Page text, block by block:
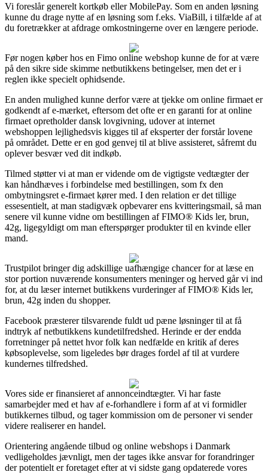
Vi foreslår generelt kortkøb eller MobilePay. Som en anden løsning
kunne du drage nytte af en løsning som f.eks. ViaBill, i tilfælde af at
du foretrækker at afdrage omkostningerne over en længere periode.
Før nogen køber hos en Fimo online webshop kunne de for at være
på den sikre side skimme netbutikkens betingelser, men det er i
reglen ikke specielt ophidsende.
En anden mulighed kunne derfor være at tjekke om online firmaet er
godkendt af e-mærket, eftersom det ofte er en garanti for at online
firmaet opretholder dansk lovgivning, udover at internet
webshoppen lejlighedsvis kigges til af eksperter der forstår lovene
på området. Dette er en god genvej til at blive assisteret, såfremt du
oplever besvær ved dit indkøb.
Tilmed støtter vi at man er vidende om de vigtigste vedtægter der
kan håndhæves i forbindelse med bestillingen, som fx den
ombytningsret e-firmaet kører med. I den relation er det tillige
essesentielt, at man stadigvæk opbevarer ens kvitteringsmail, så man
senere vil kunne vidne om bestillingen af FIMO® Kids ler, brun,
42g, ligegyldigt om man efterspørger produkter til en kvinde eller
mand.
Trustpilot bringer dig adskillige uafhængige chancer for at læse en
stor portion nuværende konsumenters meninger og herved går vi ind
for, at du læser internet butikkens vurderinger af FIMO® Kids ler,
brun, 42g inden du shopper.
Facebook præsterer tilsvarende fuldt ud pæne løsninger til at få
indtryk af netbutikkens kundetilfredshed. Herinde er der endda
forretninger på nettet hvor folk kan nedfælde en kritik af deres
købsoplevelse, som ligeledes bør drages fordel af til at vurdere
kundernes tilfredshed.
Vores side er finansieret af annonceindtægter. Vi har faste
samarbejder med et hav af e-forhandlere i form af at vi formidler
butikkernes tilbud, og tager kommission om de personer vi sender
videre realiserer en handel.
Orientering angående tilbud og online webshops i Danmark
vedligeholdes jævnligt, men der tages ikke ansvar for forandringer
der potentielt er foretaget efter at vi sidste gang opdaterede vores